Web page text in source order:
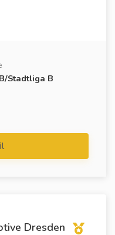
Stadtliga B
Dresden